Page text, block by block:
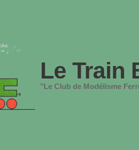
Le Train
"Le Club de Modélisme